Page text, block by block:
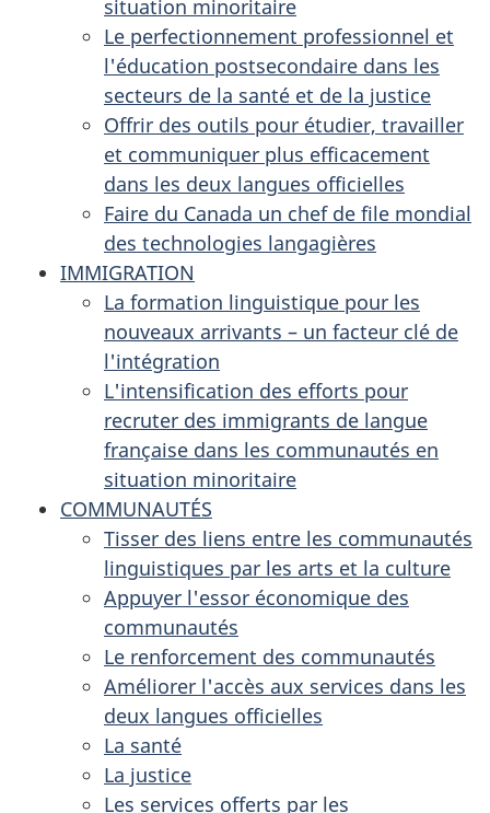
situation minoritaire
Le perfectionnement professionnel et
l'éducation postsecondaire dans les
secteurs de la santé et de la justice
Offrir des outils pour étudier, travailler
et communiquer plus efficacement
dans les deux langues officielles
Faire du Canada un chef de file mondial
des technologies langagières
IMMIGRATION
La formation linguistique pour les
nouveaux arrivants – un facteur clé de
l'intégration
L'intensification des efforts pour
recruter des immigrants de langue
française dans les communautés en
situation minoritaire
COMMUNAUTÉS
Tisser des liens entre les communautés
linguistiques par les arts et la culture
Appuyer l'essor économique des
communautés
Le renforcement des communautés
Améliorer l'accès aux services dans les
deux langues officielles
La santé
La justice
Les services offerts par les